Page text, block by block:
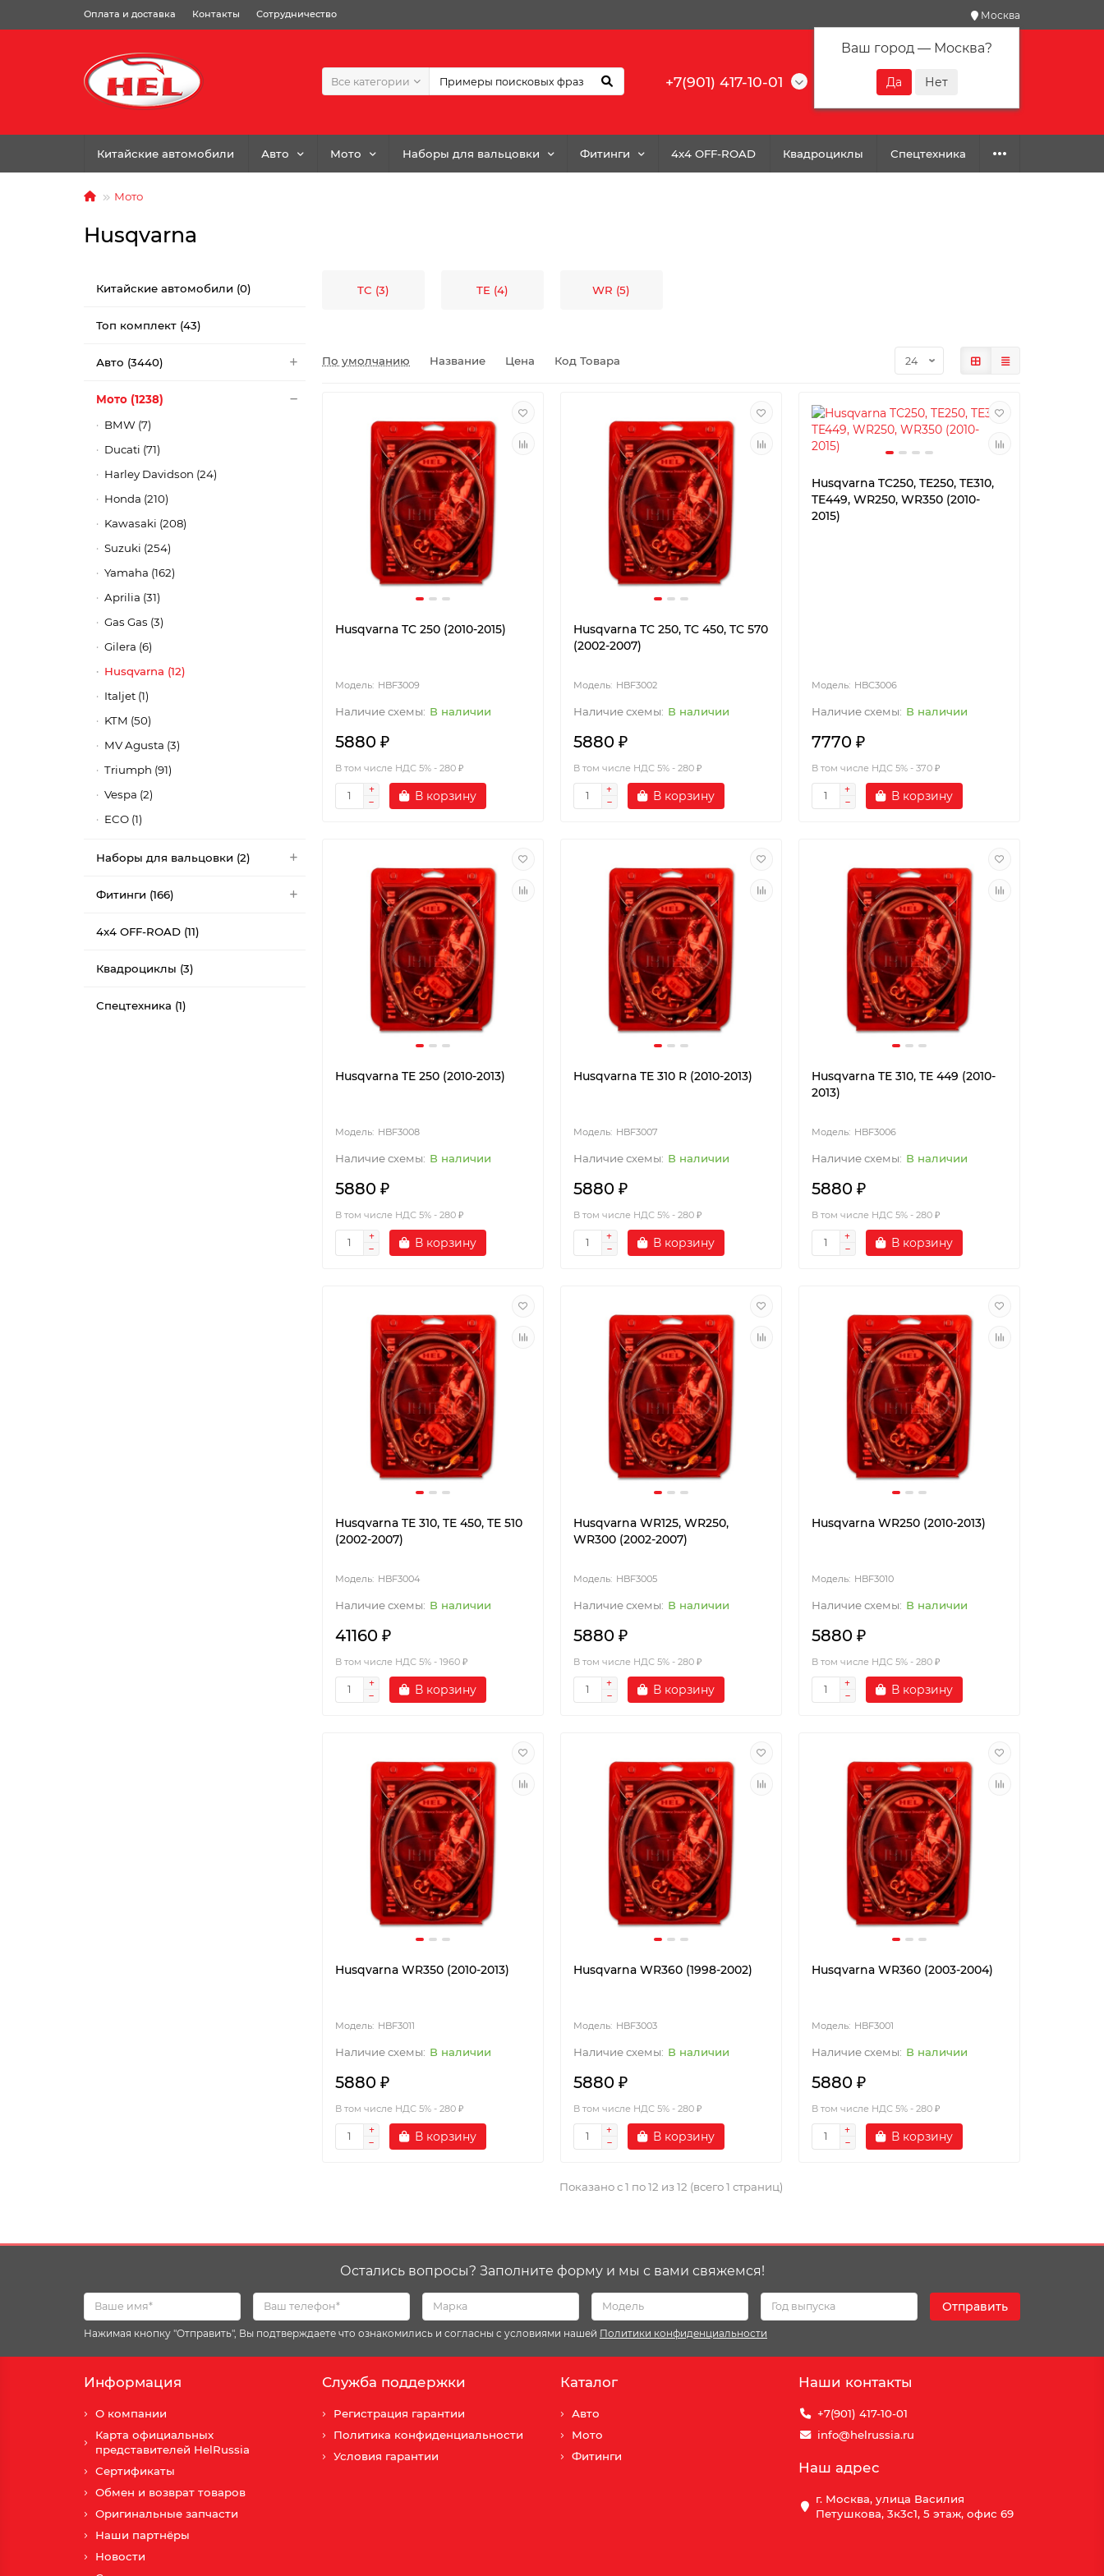
Оплата и доставка Контакты Сотрудничество Москва
Ваш город — Москва?
Все категории +7(901) 417-10-01
Китайские автомобили Авто Мото Наборы для вальцовки Фитинги 4x4 OFF-ROAD Квадроциклы Спецтехника
Мото
Husqvarna
Китайские автомобили (0)
Топ комплект (43)
Авто (3440)
Мото (1238)
BMW (7)
Ducati (71)
Harley Davidson (24)
Honda (210)
Kawasaki (208)
Suzuki (254)
Yamaha (162)
Aprilia (31)
Gas Gas (3)
Gilera (6)
Husqvarna (12)
Italjet (1)
KTM (50)
MV Agusta (3)
Triumph (91)
Vespa (2)
ECO (1)
Наборы для вальцовки (2)
Фитинги (166)
4x4 OFF-ROAD (11)
Квадроциклы (3)
Спецтехника (1)
TC (3) TE (4) WR (5)
По умолчанию Название Цена Код Товара
Husqvarna TC 250 (2010-2015)
HBF3009
В наличии
5880 ₽
В том числе НДС 5% - 280 ₽
В корзину
Husqvarna TC 250, TC 450, TC 570
(2002-2007)
HBF3002
В наличии
5880 ₽
В том числе НДС 5% - 280 ₽
В корзину
Husqvarna TC250, TE250, TE310,
TE449, WR250, WR350 (2010-
2015)
HBC3006
В наличии
7770 ₽
В том числе НДС 5% - 370 ₽
В корзину
Husqvarna TE 250 (2010-2013)
HBF3008
В наличии
5880 ₽
В том числе НДС 5% - 280 ₽
В корзину
Husqvarna TE 310 R (2010-2013)
HBF3007
В наличии
5880 ₽
В том числе НДС 5% - 280 ₽
В корзину
Husqvarna TE 310, TE 449 (2010-
2013)
HBF3006
В наличии
5880 ₽
В том числе НДС 5% - 280 ₽
В корзину
Husqvarna TE 310, TE 450, TE 510
(2002-2007)
HBF3004
В наличии
41160 ₽
В том числе НДС 5% - 1960 ₽
В корзину
Husqvarna WR125, WR250,
WR300 (2002-2007)
HBF3005
В наличии
5880 ₽
В том числе НДС 5% - 280 ₽
В корзину
Husqvarna WR250 (2010-2013)
HBF3010
В наличии
5880 ₽
В том числе НДС 5% - 280 ₽
В корзину
Husqvarna WR350 (2010-2013)
HBF3011
В наличии
5880 ₽
В том числе НДС 5% - 280 ₽
В корзину
Husqvarna WR360 (1998-2002)
HBF3003
В наличии
5880 ₽
В том числе НДС 5% - 280 ₽
В корзину
Husqvarna WR360 (2003-2004)
HBF3001
В наличии
5880 ₽
В том числе НДС 5% - 280 ₽
В корзину
Показано с 1 по 12 из 12 (всего 1 страниц)
Остались вопросы? Заполните форму и мы с вами свяжемся!
Отправить
Нажимая кнопку "Отправить", Вы подтверждаете что ознакомились и согласны с условиями нашей Политики конфиденциальности
Информация
О компании
Карта официальных
представителей HelRussia
Сертификаты
Обмен и возврат товаров
Оригинальные запчасти
Наши партнёры
Новости
Служба поддержки
Регистрация гарантии
Политика конфиденциальности
Условия гарантии
Каталог
Авто
Мото
Фитинги
Наши контакты
+7(901) 417-10-01
info@helrussia.ru
Наш адрес
г. Москва, улица Василия
Петушкова, 3к3c1, 5 этаж, офис 69